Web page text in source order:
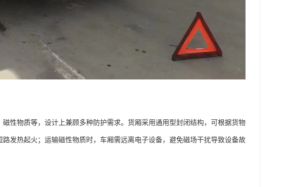
性物质等，设计上兼顾多种防护需求。货厢采用通用型封闭结构，可根据货物
发热起火；运输磁性物质时，车厢需远离电子设备，避免磁场干扰导致设备故